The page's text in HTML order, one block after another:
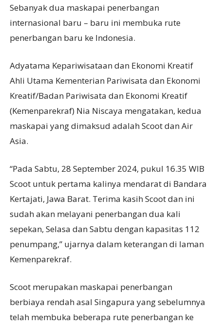
Sebanyak dua maskapai penerbangan
internasional baru – baru ini membuka rute
penerbangan baru ke Indonesia.
Adyatama Kepariwisataan dan Ekonomi Kreatif
Ahli Utama Kementerian Pariwisata dan Ekonomi
Kreatif/Badan Pariwisata dan Ekonomi Kreatif
(Kemenparekraf) Nia Niscaya mengatakan, kedua
maskapai yang dimaksud adalah Scoot dan Air
Asia.
“Pada Sabtu, 28 September 2024, pukul 16.35 WIB
Scoot untuk pertama kalinya mendarat di Bandara
Kertajati, Jawa Barat. Terima kasih Scoot dan ini
sudah akan melayani penerbangan dua kali
sepekan, Selasa dan Sabtu dengan kapasitas 112
penumpang,” ujarnya dalam keterangan di laman
Kemenparekraf.
Scoot merupakan maskapai penerbangan
berbiaya rendah asal Singapura yang sebelumnya
telah membuka beberapa rute penerbangan ke